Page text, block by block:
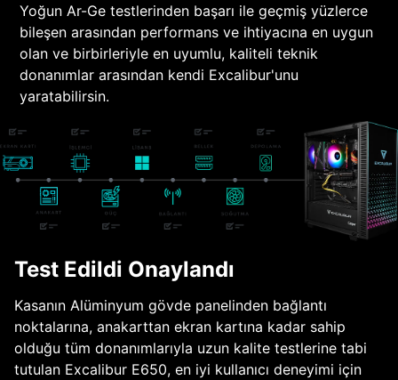
Yoğun Ar-Ge testlerinden başarı ile geçmiş yüzlerce
bileşen arasından performans ve ihtiyacına en uygun
olan ve birbirleriyle en uyumlu, kaliteli teknik
donanımlar arasından kendi Excalibur'unu
yaratabilirsin.
Test Edildi Onaylandı
Kasanın Alüminyum gövde panelinden bağlantı
noktalarına, anakarttan ekran kartına kadar sahip
olduğu tüm donanımlarıyla uzun kalite testlerine tabi
tutulan Excalibur E650, en iyi kullanıcı deneyimi için